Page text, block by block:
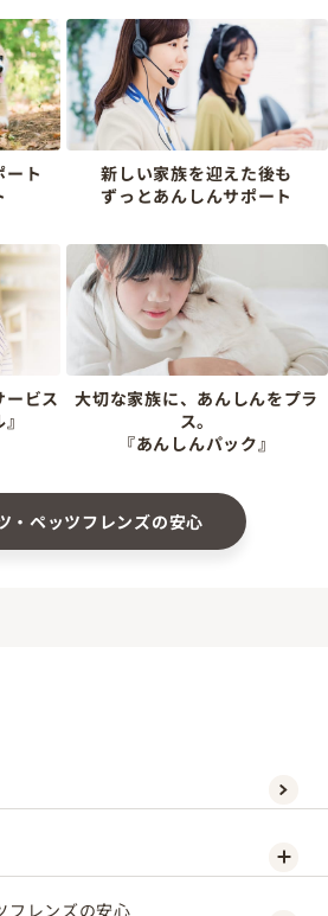
ート
新しい家族を迎えた後も
ずっとあんしんサポート
ービス
大切な家族に、あんしんをプラ
ス。
『あんしんパック』
・ペッツフレンズの安心
フレンズの安心